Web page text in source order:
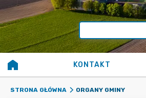
KONTAKT
STRONA GŁÓWNA ORGANY GMINY